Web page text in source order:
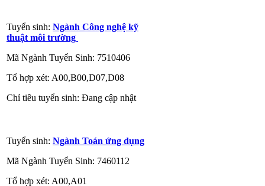
Tuyển sinh: Ngành Công nghệ kỹ
thuật môi trường
Mã Ngành Tuyển Sinh: 7510406
Tổ hợp xét: A00,B00,D07,D08
Chỉ tiêu tuyển sinh: Đang cập nhật
Tuyển sinh: Ngành Toán ứng dụng
Mã Ngành Tuyển Sinh: 7460112
Tổ hợp xét: A00,A01